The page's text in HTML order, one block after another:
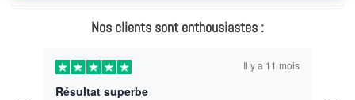
Nos clients sont enthousiastes :
Il y a 11 mois
Résultat superbe